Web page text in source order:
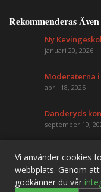
Rekommenderas Även
Ny
januari 20, 2026
Moderaterna
april 18, 2025
Danderyds
september 10,
Danderyd Information
Vi använder cookies
webbplats. Genom
godkänner du vår